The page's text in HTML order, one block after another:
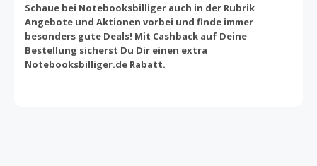
Schaue bei Notebooksbilliger auch in der Rubrik
Angebote und Aktionen vorbei und finde immer
besonders gute Deals! Mit Cashback auf Deine
Bestellung sicherst Du Dir einen extra
Notebooksbilliger.de Rabatt.